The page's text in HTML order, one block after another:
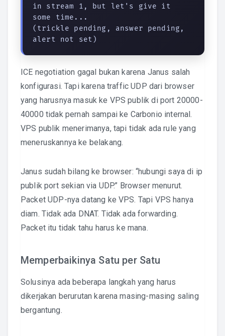
in stream 1, but let's give it
some time...
(trickle pending, answer pending,
alert not set)
ICE negotiation gagal bukan karena Janus salah
konfigurasi. Tapi karena traffic UDP dari browser
yang harusnya masuk ke VPS publik di port 20000-
40000 tidak pernah sampai ke Carbonio internal.
VPS publik menerimanya, tapi tidak ada rule yang
meneruskannya ke belakang.
Janus sudah bilang ke browser: “hubungi saya di ip
publik port sekian via UDP.” Browser menurut.
Packet UDP-nya datang ke VPS. Tapi VPS hanya
diam. Tidak ada DNAT. Tidak ada forwarding.
Packet itu tidak tahu harus ke mana.
Memperbaikinya Satu per Satu
Solusinya ada beberapa langkah yang harus
dikerjakan berurutan karena masing-masing saling
bergantung.